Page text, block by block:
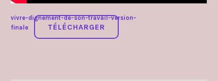
vivre-dignement-de-son-travail-version-
finale
TÉLÉCHARGER